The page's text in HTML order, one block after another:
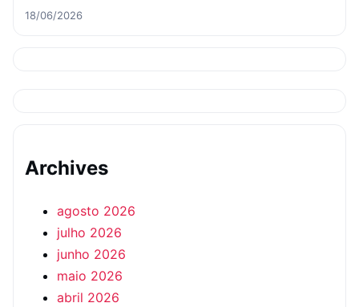
18/06/2026
Archives
agosto 2026
julho 2026
junho 2026
maio 2026
abril 2026